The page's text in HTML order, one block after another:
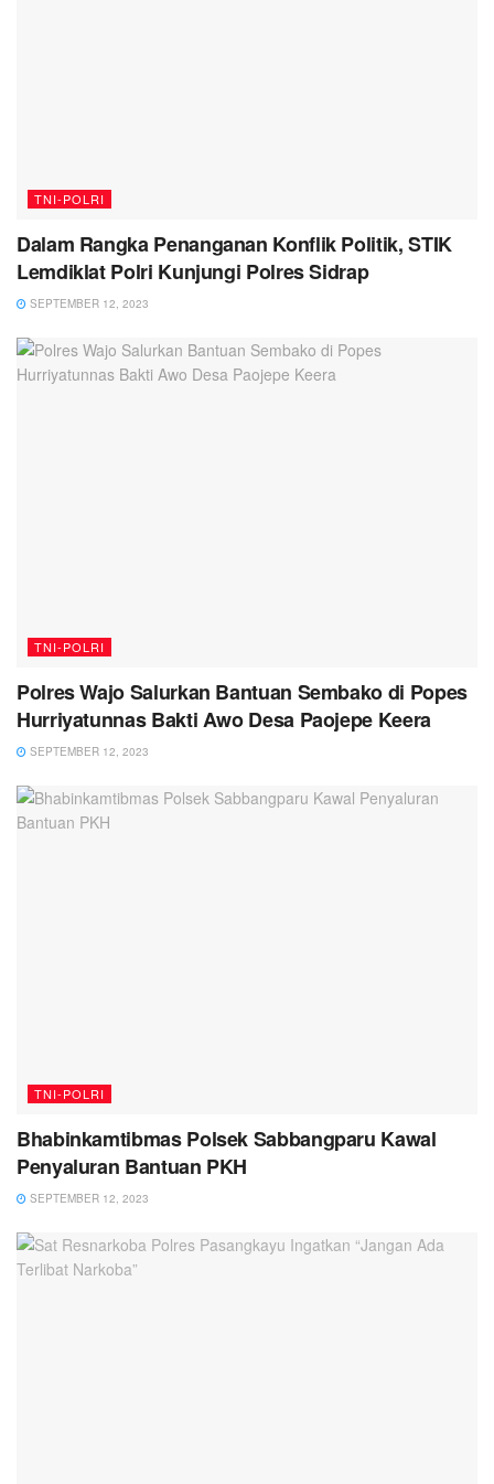
TNI-POLRI
Dalam Rangka Penanganan Konflik Politik, STIK
Lemdiklat Polri Kunjungi Polres Sidrap
SEPTEMBER 12, 2023
TNI-POLRI
Polres Wajo Salurkan Bantuan Sembako di Popes
Hurriyatunnas Bakti Awo Desa Paojepe Keera
SEPTEMBER 12, 2023
TNI-POLRI
Bhabinkamtibmas Polsek Sabbangparu Kawal
Penyaluran Bantuan PKH
SEPTEMBER 12, 2023